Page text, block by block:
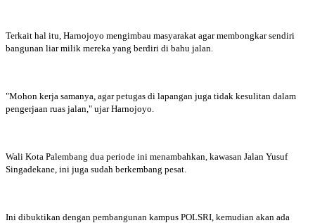
Terkait hal itu, Harnojoyo mengimbau masyarakat agar membongkar sendiri
bangunan liar milik mereka yang berdiri di bahu jalan.
"Mohon kerja samanya, agar petugas di lapangan juga tidak kesulitan dalam
pengerjaan ruas jalan," ujar Harnojoyo.
Wali Kota Palembang dua periode ini menambahkan, kawasan Jalan Yusuf
Singadekane, ini juga sudah berkembang pesat.
Ini dibuktikan dengan pembangunan kampus POLSRI, kemudian akan ada